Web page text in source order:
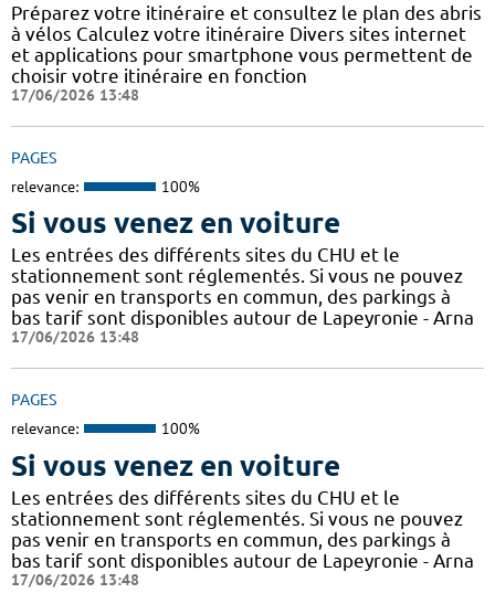
Préparez votre itinéraire et consultez le plan des abris
à vélos Calculez votre itinéraire Divers sites internet
et applications pour smartphone vous permettent de
choisir votre itinéraire en fonction
17/06/2026 13:48
PAGES
relevance: 100%
Si vous venez en voiture
Les entrées des différents sites du CHU et le
stationnement sont réglementés. Si vous ne pouvez
pas venir en transports en commun, des parkings à
bas tarif sont disponibles autour de Lapeyronie - Arna
17/06/2026 13:48
PAGES
relevance: 100%
Si vous venez en voiture
Les entrées des différents sites du CHU et le
stationnement sont réglementés. Si vous ne pouvez
pas venir en transports en commun, des parkings à
bas tarif sont disponibles autour de Lapeyronie - Arna
17/06/2026 13:48